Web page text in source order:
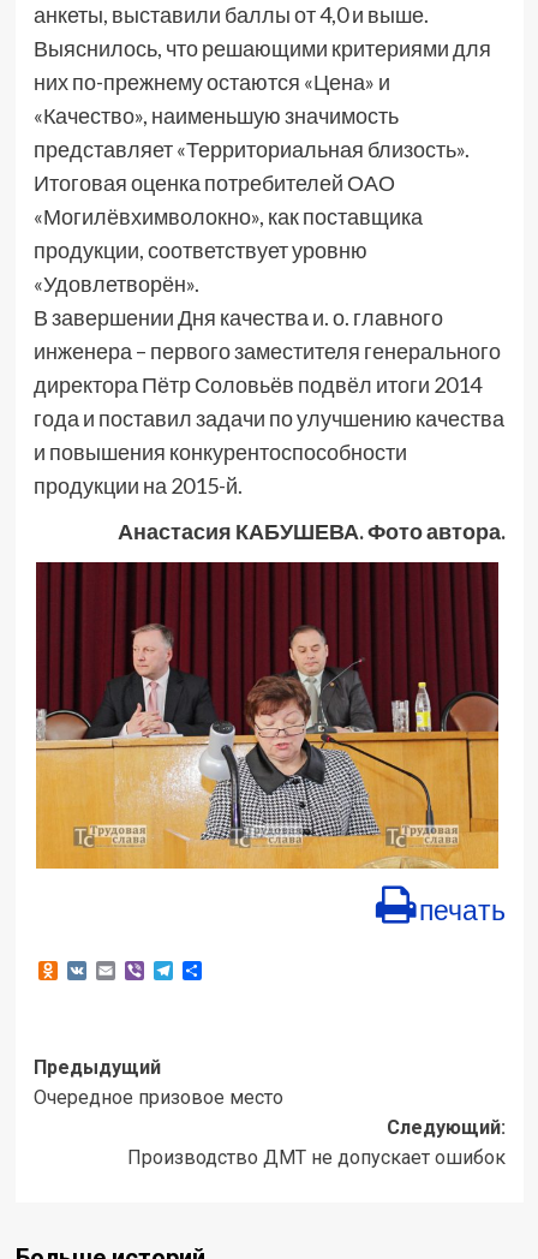
анкеты, выставили баллы от 4,0 и выше.
Выяснилось, что решающими критериями для
них по-прежнему остаются «Цена» и
«Качество», наименьшую значимость
представляет «Территориальная близость».
Итоговая оценка потребителей ОАО
«Могилёвхимволокно», как поставщика
продукции, соответствует уровню
«Удовлетворён».
В завершении Дня качества и. о. главного
инженера – первого заместителя генерального
директора Пётр Соловьёв подвёл итоги 2014
года и поставил задачи по улучшению качества
и повышения конкурентоспособности
продукции на 2015-й.
Анастасия КАБУШЕВА. Фото автора.
печать
Odnoklassniki
VKEmailViberTelegram
Отправить
Навигация
записи
Предыдущий
Очередное призовое место
Следующий:
Производство ДМТ не допускает ошибок